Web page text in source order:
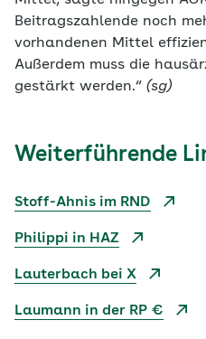
Beitragszahlende noch
vorhandenen Mittel
Außerdem muss die
gestärkt werden.“ (sg)
Weiterführende
Stoff-Ahnis im RND
Philippi in HAZ
Lauterbach bei X
Laumann in der RP €